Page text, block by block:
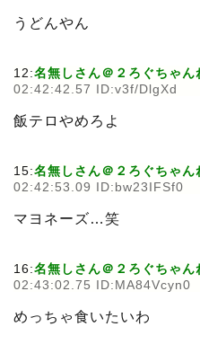
うどんやん
12:名無しさん＠２ろぐちゃん
02:42:42.57 ID:v3f/DlgXd
飯テロやめろよ
15:名無しさん＠２ろぐちゃん
02:42:53.09 ID:bw23IFSf0
マヨネーズ…笑
16:名無しさん＠２ろぐちゃん
02:43:02.75 ID:MA84Vcyn0
めっちゃ食いたいわ